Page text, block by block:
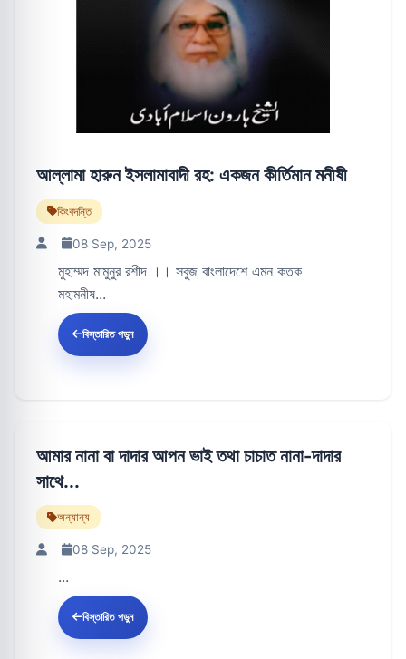
আল্লামা হারুন ইসলামাবাদী রহ: একজন কীর্তিমান মনীষী
কিংবদন্তি
08 Sep, 2025
মুহাম্মদ মামুনুর রশীদ ।। সবুজ বাংলাদেশে এমন কতক
মহামনীষ...
বিস্তারিত পড়ুন
আমার নানা বা দাদার আপন ভাই তথা চাচাত নানা-দাদার
সাথে...
অন্যান্য
08 Sep, 2025
...
বিস্তারিত পড়ুন